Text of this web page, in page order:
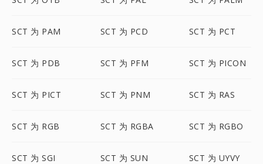
SCT 为 PAM SCT 为 PCD SCT 为 PCT
SCT 为 PDB SCT 为 PFM SCT 为 PICON
SCT 为 PICT SCT 为 PNM SCT 为 RAS
SCT 为 RGB SCT 为 RGBA SCT 为 RGBO
SCT 为 SGI SCT 为 SUN SCT 为 UYVY